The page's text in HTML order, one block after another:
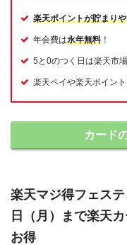
楽天ポイントが貯まり
年会費は永年無料 ！
5と0のつく日は楽天市
楽天ペイや楽天ポイン
カード
楽天マジ得フェス
日（月）まで楽天
お得